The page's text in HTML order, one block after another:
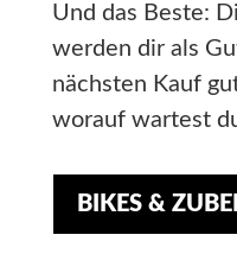
Und das Beste:
werden dir als
nächsten Kauf
worauf wartest
BIKES &